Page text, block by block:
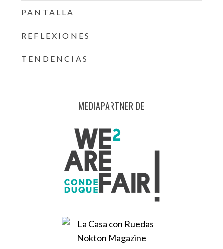
PANTALLA
REFLEXIONES
TENDENCIAS
MEDIAPARTNER DE